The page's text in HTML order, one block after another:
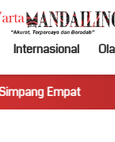
Internasional
Prestasi